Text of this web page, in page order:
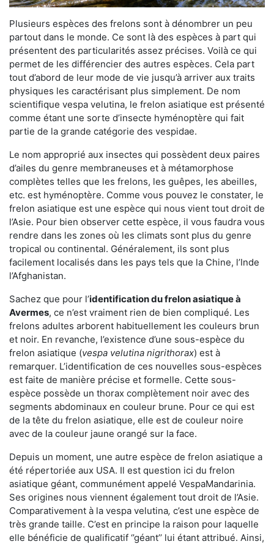
Plusieurs espèces des frelons sont à dénombrer un peu
partout dans le monde. Ce sont là des espèces à part qui
présentent des particularités assez précises. Voilà ce qui
permet de les différencier des autres espèces. Cela part
tout d’abord de leur mode de vie jusqu’à arriver aux traits
physiques les caractérisant plus simplement. De nom
scientifique vespa velutina, le frelon asiatique est présenté
comme étant une sorte d’insecte hyménoptère qui fait
partie de la grande catégorie des vespidae.
Le nom approprié aux insectes qui possèdent deux paires
d’ailes du genre membraneuses et à métamorphose
complètes telles que les frelons, les guêpes, les abeilles,
etc. est hyménoptère. Comme vous pouvez le constater, le
frelon asiatique est une espèce qui nous vient tout droit de
l’Asie. Pour bien observer cette espèce, il vous faudra vous
rendre dans les zones où les climats sont plus du genre
tropical ou continental. Généralement, ils sont plus
facilement localisés dans les pays tels que la Chine, l’Inde
l’Afghanistan.
Sachez que pour l’identification du frelon asiatiqueà
Avermes, ce n’est vraiment rien de bien compliqué. Les
frelons adultes arborent habituellement les couleurs brun
et noir. En revanche, l’existence d’une sous-espèce du
frelon asiatique (vespa velutina nigrithorax) est à
remarquer. L’identification de ces nouvelles sous-espèces
est faite de manière précise et formelle. Cette sous-
espèce possède un thorax complètement noir avec des
segments abdominaux en couleur brune. Pour ce qui est
de la tête du frelon asiatique, elle est de couleur noire
avec de la couleur jaune orangé sur la face.
Depuis un moment, une autre espèce de frelon asiatique a
été répertoriée aux USA. Il est question ici du frelon
asiatique géant, communément appelé VespaMandarinia.
Ses origines nous viennent également tout droit de l’Asie.
Comparativement à la vespa velutina, c’est une espèce de
très grande taille. C’est en principe la raison pour laquelle
elle bénéficie de qualificatif ‘’géant’’ lui étant attribué. Ainsi,